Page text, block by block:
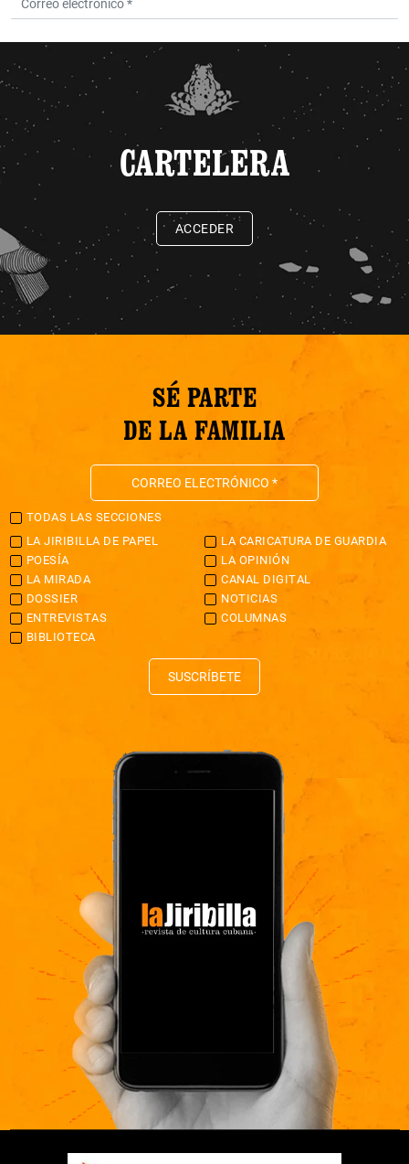
CARTELERA
ACCEDER
SÉ PARTE
DE LA FAMILIA
TODAS LAS SECCIONES
LA JIRIBILLA DE PAPEL
LA CARICATURA DE GUARDIA
POESÍA
LA OPINIÓN
LA MIRADA
CANAL DIGITAL
DOSSIER
NOTICIAS
ENTREVISTAS
COLUMNAS
BIBLIOTECA
SUSCRÍBETE